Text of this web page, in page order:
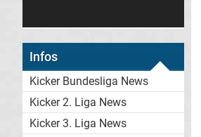
Infos
Kicker Bundesliga News
Kicker 2. Liga News
Kicker 3. Liga News